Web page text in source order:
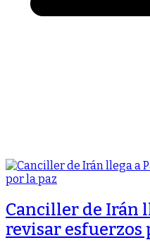
Canciller de Irán
revisar esfuerzos